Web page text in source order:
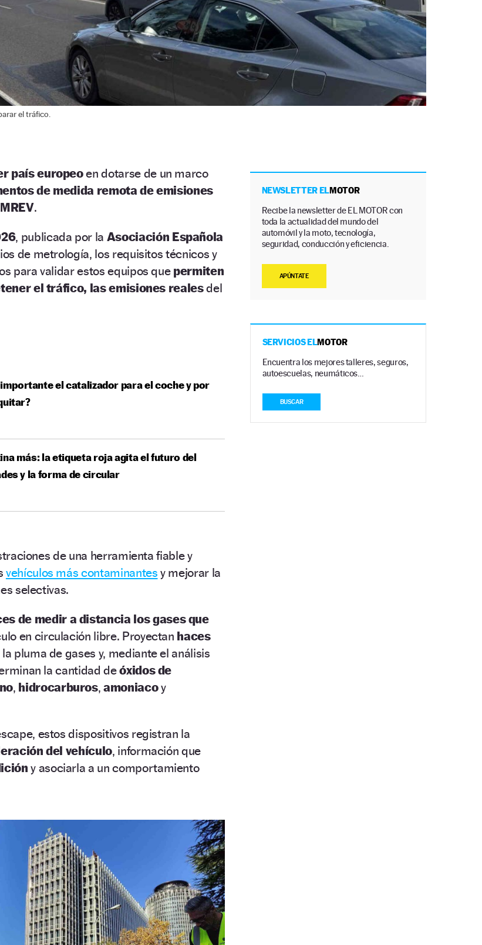
el tráfico.
país europeoen dotarse de un marco
de medida remota de emisiones
.
, publicada por la Asociación Española
de metrología, los requisitos técnicos y
para validar estos equipos que permiten
el tráfico, las emisiones realesdel
el catalizador para el coche y por
más: la etiqueta roja agita el futuro del
y la forma de circular
de una herramienta fiable y
vehículos más contaminantes y mejorar la
selectivas.
de medir a distancia los gases que
en circulación libre. Proyectan haces
pluma de gases y, mediante el análisis
la cantidad deóxidos de
, hidrocarburos,amoniacoy
estos dispositivos registran la
del vehículo, información que
y asociarla a un comportamiento
NEWSLETTER ELMOTOR
Recibe la newsletter de EL MOTOR con
toda la actualidad del mundo del
automóvil y la moto, tecnología,
seguridad, conducción y eficiencia.
APÚNTATE
SERVICIOS ELMOTOR
Encuentra los mejores talleres, seguros,
autoescuelas, neumáticos…
BUSCAR